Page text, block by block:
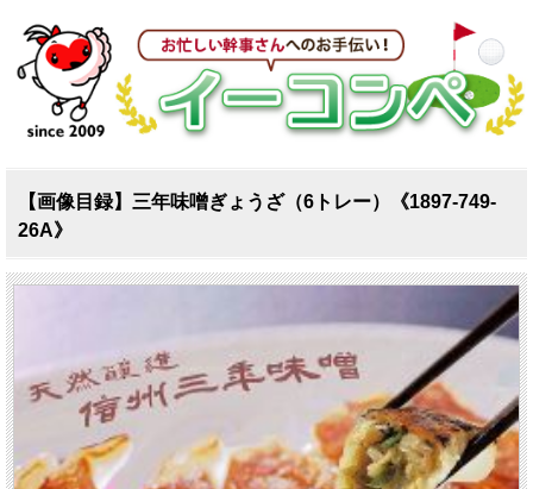
【画像目録】三年味噌ぎょうざ（6トレー）《1897-749-
26A》